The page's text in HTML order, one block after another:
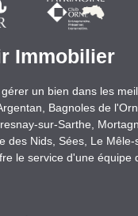
Immobilier
un bien dans les
Bagnoles de
sur-Sarthe,
des Nids, Sées, Le
le service d'une équipe